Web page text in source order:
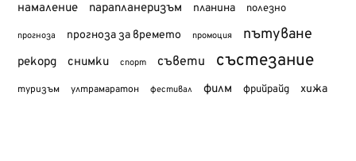
намаление парапланеризъм планина полезно
прогноза прогноза за времето промоция пътуване
рекорд снимки спорт съвети състезание
туризъм ултрамаратон фестивал филм фрийрайд хижа